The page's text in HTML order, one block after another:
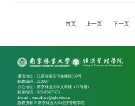
首页 上一页 下一页
通讯地址：江苏省南京市龙蟠路159号
邮政编码：210037
办公地址：南京林业大学文科楼（11号楼）
联系电话：025-85427373
E-mail：emcoffice@njfu.edu.cn
版权所有 © 南京林业大学经济管理学院